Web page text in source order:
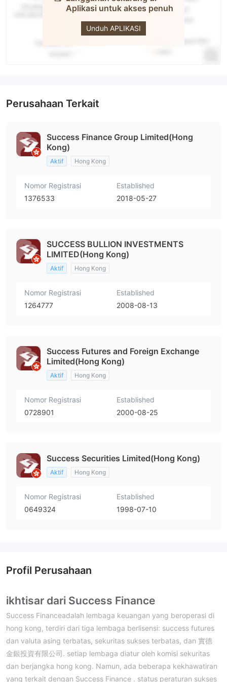
Aplikasi untuk akses penuh
Unduh APLIKASI
Success
Perusahaan Terkait
Success Finance Group Limited(Hong
Kong)
Aktif Hong Kong
Nomor Registrasi
1376533
Established
2018-05-27
SUCCESS BULLION INVESTMENTS
LIMITED(Hong Kong)
Aktif Hong Kong
Nomor Registrasi
1264777
Established
2008-08-13
Success Futures and Foreign Exchange
Limited(Hong Kong)
Aktif Hong Kong
Nomor Registrasi
0728901
Established
2000-08-25
Success Securities Limited(Hong Kong)
Aktif Hong Kong
Nomor Registrasi
0649324
Established
1998-07-10
Profil Perusahaan
ikhtisar dari Success Finance
Success Financeadalah lembaga keuangan yang beroperasi di
hong kong, terdiri dari tiga lembaga berlisensi: success futures
dan valuta asing terbatas, sekuritas sukses terbatas, dan 實德
金銀投資有限公司. setiap lembaga diatur oleh komisi sekuritas
dan berjangka hong kong. Namun, ada beberapa kekhawatiran
yang terkait dengan Success Finance . status peraturan sukses